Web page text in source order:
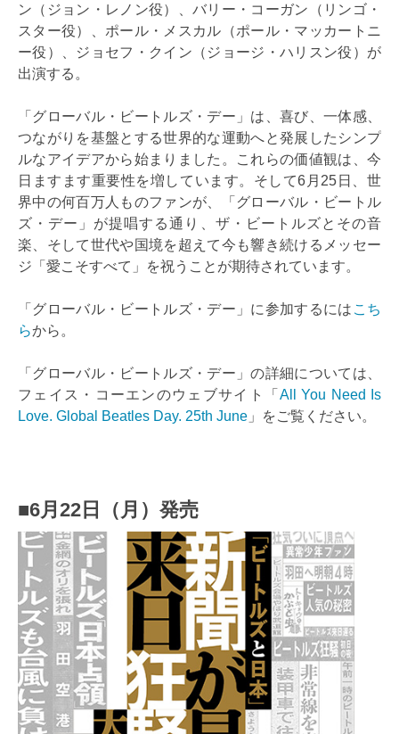
ン（ジョン・レノン役）、バリー・コーガン（リンゴ・
スター役）、ポール・メスカル（ポール・マッカートニ
ー役）、ジョセフ・クイン（ジョージ・ハリスン役）が
出演する。
「グローバル・ビートルズ・デー」は、喜び、一体感、
つながりを基盤とする世界的な運動へと発展したシンプ
ルなアイデアから始まりました。これらの価値観は、今
日ますます重要性を増しています。そして6月25日、世
界中の何百万人ものファンが、「グローバル・ビートル
ズ・デー」が提唱する通り、ザ・ビートルズとその音
楽、そして世代や国境を超えて今も響き続けるメッセー
ジ「愛こそすべて」を祝うことが期待されています。
「グローバル・ビートルズ・デー」に参加するには こち
らから。
「グローバル・ビートルズ・デー」の詳細については、
フェイス・コーエンのウェブサイト「All You Need Is
Love. Global Beatles Day. 25th June 」をご覧ください。
■6月22日（月）発売